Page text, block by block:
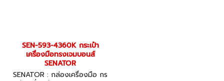
SEN-593-4360K กระเป๋า
เครื่องมือทรงเจมบอนส์
SENATOR
SENATOR : กล่องเครื่องมือ กร